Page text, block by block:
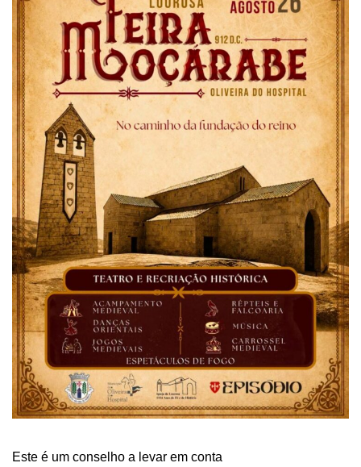
Este é um conselho a levar em conta